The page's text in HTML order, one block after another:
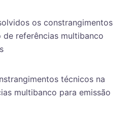
os constrangimentos
referências multibanco
técnicos na
multibanco para emissão